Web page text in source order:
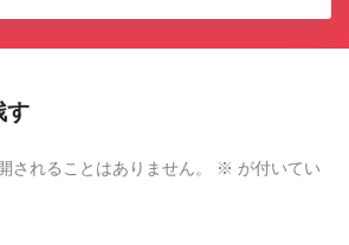
す
されることはありません。 ※ が付いてい